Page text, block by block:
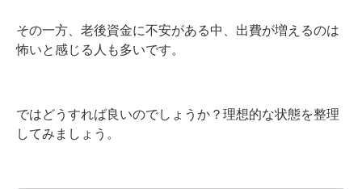
その一方、老後資金に不安がある中、出費が増えるのは
怖いと感じる人も多いです。
ではどうすれば良いのでしょうか？理想的な状態を整理
してみましょう。